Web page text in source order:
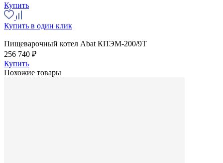
Купить
Купить в один клик
Пищеварочный котел Abat КПЭМ-200/9Т
256 740 ₽
Купить
Похожие товары